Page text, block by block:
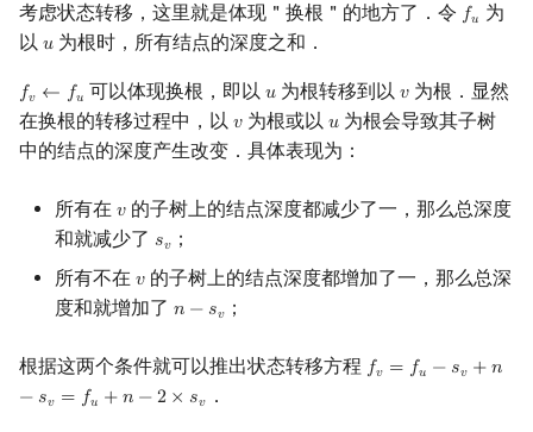
考虑状态转移，这里就是体现＂换根＂的地方了．令 𝑓𝑢
fu 为
以 𝑢
u 为根时，所有结点的深度之和．
𝑓𝑣 ← 𝑓𝑢
fv←fu 可以体现换根，即以𝑢
u 为根转移到以𝑣
v 为根．显然
在换根的转移过程中，以 𝑣
v为根或以 𝑢
u为根会导致其子树
中的结点的深度产生改变．具体表现为：
所有在 𝑣
v的子树上的结点深度都减少了一，那么总深度
和就减少了 𝑠𝑣
sv ；
所有不在 𝑣
v的子树上的结点深度都增加了一，那么总深
度和就增加了 𝑛 − 𝑠𝑣
n −sv ；
根据这两个条件就可以推出状态转移方程 𝑓𝑣 = 𝑓𝑢 − 𝑠𝑣 +𝑛
− 𝑠𝑣 = 𝑓𝑢 +𝑛 −2 × 𝑠𝑣
fv=fu −s v+n−s v=fu
．